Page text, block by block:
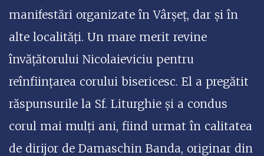
manifestări organizate în Vârșeț, dar și în
alte localități. Un mare merit revine
învățătorului Nicolaieviciu pentru
reînființarea corului bisericesc. El a pregătit
răspunsurile la Sf. Liturghie și a condus
corul mai mulți ani, fiind urmat în calitatea
de dirijor de Damaschin Banda, originar din